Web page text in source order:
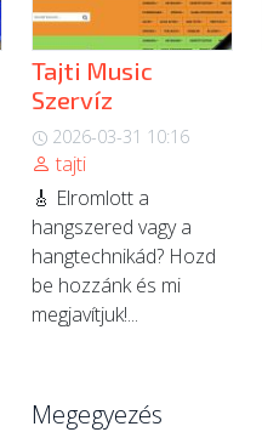
Tajti Music
Szervíz
2026-03-31 10:16
tajti
🎸 Elromlott a
hangszered vagy a
hangtechnikád? Hozd
be hozzánk és mi
megjavítjuk!...
Megegyezés